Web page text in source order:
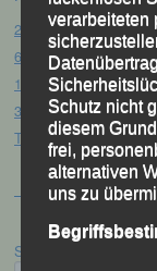
20. Goldener Steig-
61. Bergsportfest –
12. Loser Berglauf –
32. Sommerbiathlon
Tag des Sports –
Suchen
verarbeiteten
Schutz nicht
diesem
frei,
alternativen
uns zu